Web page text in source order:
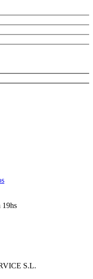
19hs
S.L.